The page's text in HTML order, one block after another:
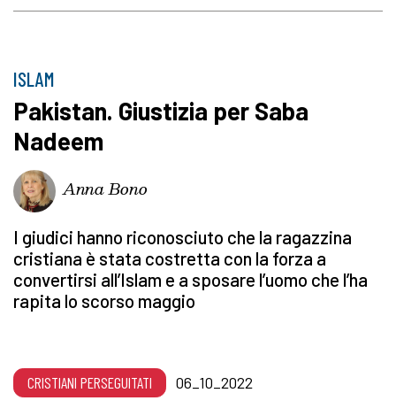
ISLAM
Pakistan. Giustizia per Saba
Nadeem
Anna Bono
I giudici hanno riconosciuto che la ragazzina
cristiana è stata costretta con la forza a
convertirsi all’Islam e a sposare l’uomo che l’ha
rapita lo scorso maggio
CRISTIANI PERSEGUITATI 06_10_2022